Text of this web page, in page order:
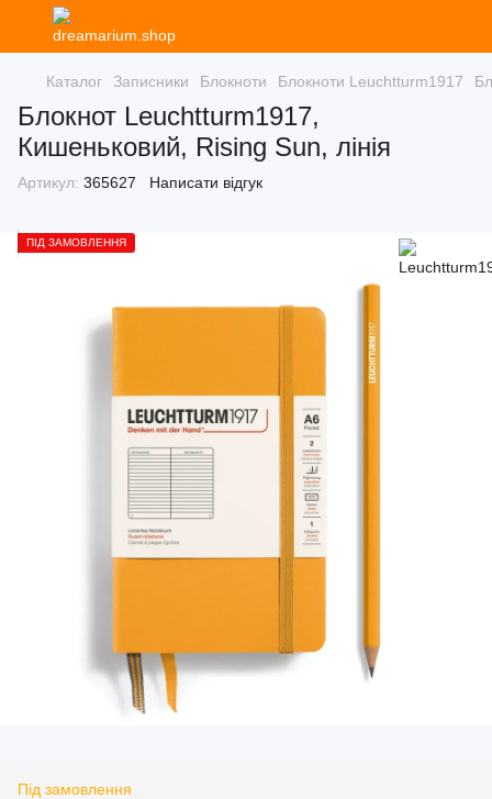
Каталог Записники Блокноти Блокноти Leuchtturm1917
Блокнот Leuchtturm1917,
Кишеньковий, Rising Sun, лінія
Артикул: 365627 Написати відгук
ПІД ЗАМОВЛЕННЯ
Під замовлення